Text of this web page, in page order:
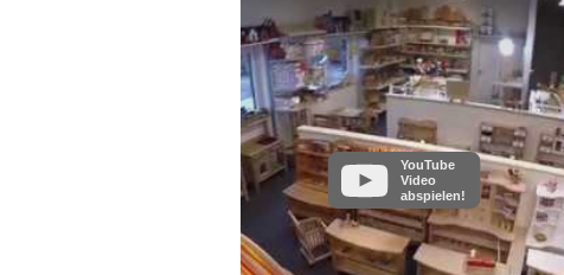
YouTube
Video
abspielen!